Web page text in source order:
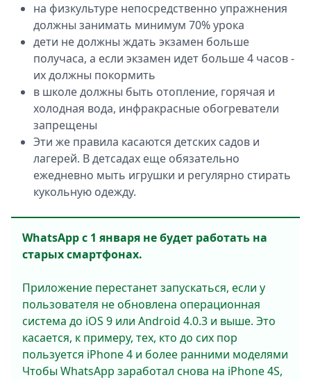
на физкультуре непосредственно упражнения
должны занимать минимум 70% урока
дети не должны ждать экзамен больше
получаса, а если экзамен идет больше 4 часов -
их должны покормить
в школе должны быть отопление, горячая и
холодная вода, инфракрасные обогреватели
запрещены
Эти же правила касаются детских садов и
лагерей. В детсадах еще обязательно
ежедневно мыть игрушки и регулярно стирать
кукольную одежду.
WhatsApp с 1 января не будет работать на
старых смартфонах.
Приложение перестанет запускаться, если у
пользователя не обновлена операционная
система до iOS 9 или Android 4.0.3 и выше. Это
касается, к примеру, тех, кто до сих пор
пользуется iPhone 4 и более ранними моделями
Чтобы WhatsApp заработал снова на iPhone 4S,